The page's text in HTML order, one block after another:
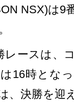
NSX)は9
ースは、
16時とな
、決勝を迎